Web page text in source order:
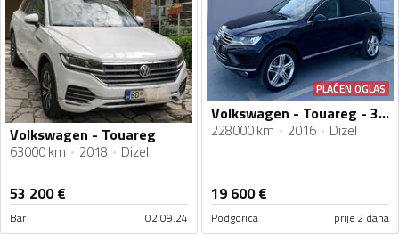
Volkswagen - Touareg
63000 km 2018 Dizel
53 200€
Bar 02.09.24
PLAĆEN OGLAS
Volkswagen - Touareg - 3.0
228000 km 2016 Dizel
19 600€
Podgorica prije 2 dana